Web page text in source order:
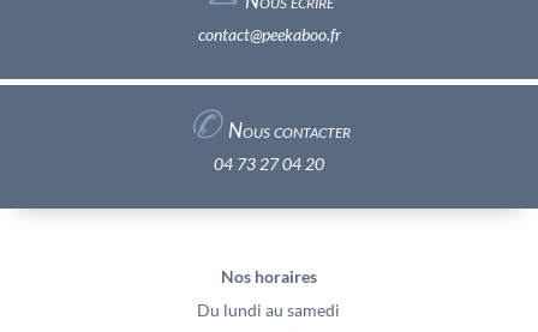
contact@peekaboo.fr
✆ Nous contacter
04 73 27 04 20
Nos horaires
Du lundi au samedi